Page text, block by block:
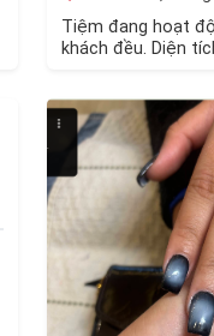
Tiệm đang hoạt
khách đều. Diện